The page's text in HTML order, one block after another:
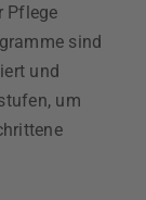
Pflege
sind
und
um